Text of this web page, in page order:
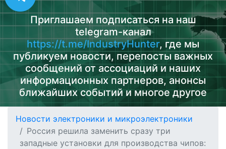
Приглашаем подписаться на наш
telegram-канал
https://t.me/IndustryHunter, где мы
публикуем новости, перепосты важных
сообщений от ассоциаций и наших
информационных партнеров, анонсы
ближайших событий и многое другое
Новости электроники и микроэлектроники
Россия решила заменить сразу три
западные установки для производства чипов: